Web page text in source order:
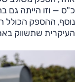
כ"ס — וזו הייתה גם
העיקרית שתשווק